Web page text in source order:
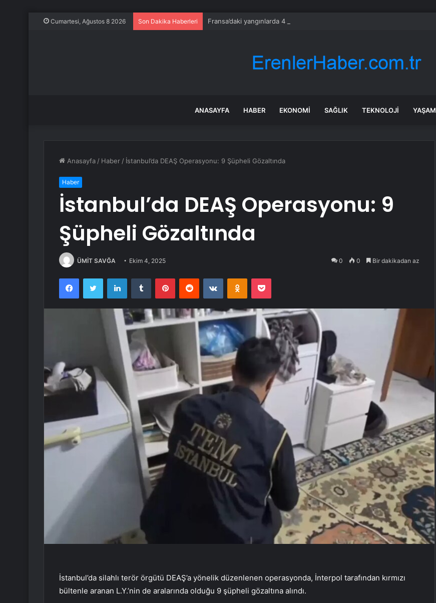
Cumartesi, Ağustos 8 2026 Son Dakika Haberleri Fransa’daki yangınlarda 4 itfaiye eri hayatını kaybetti
ANASAYFA HABER EKONOMI SAĞLIK TEKNOLOJI YAŞAM
Anasayfa / Haber / İstanbul’da DEAŞ Operasyonu: 9 Şüpheli Gözaltında
Haber
İstanbul’da DEAŞ Operasyonu: 9
Şüpheli Gözaltında
ÜMİT SAVĞA Ekim 4, 2025 0 0 Bir dakikadan az
FacebookTwitter LinkedInTumblr PinterestReddit VKontakteOdnoklassniki
Pocket
İstanbul’da silahlı terör örgütü DEAŞ’a yönelik düzenlenen operasyonda, İnterpol tarafından kırmızı
bültenle aranan L.Y.’nin de aralarında olduğu 9 şüpheli gözaltına alındı.